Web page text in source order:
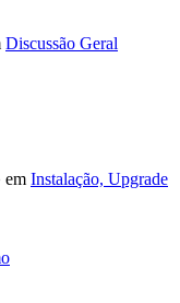
Discussão Geral
em Instalação, Upgrade